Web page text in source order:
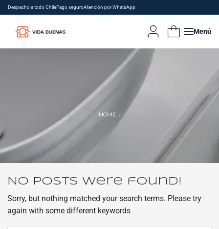
Despacho a todo ChilePago seguroAtención por WhatsApp
Menú
HOME
No posts were found!
Sorry, but nothing matched your search terms. Please try
again with some different keywords